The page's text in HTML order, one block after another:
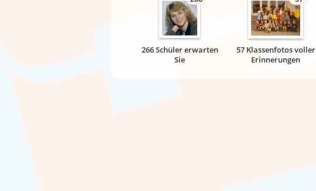
266 Schüler erwarten
Sie
57 Klassenfotos voller
Erinnerungen